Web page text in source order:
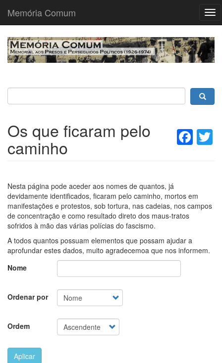
Passar
para
Memória Comum
Os que ficaram pelo
caminho
Nesta página pode aceder aos nomes de quantos, já
devidamente identificados, ficaram pelo caminho, mortos em
manifestações e protestos, sob tortura, nas cadeias, nos campos
de concentração e como resultado direto dos maus-tratos
sofridos à mão das várias polícias do fascismo.
A todos quantos possuam elementos que possam ajudar a
aprofundar estes dados, muito agradecemoa que nos informem.
Nome
Ordenar por
Ordem
Aplicar